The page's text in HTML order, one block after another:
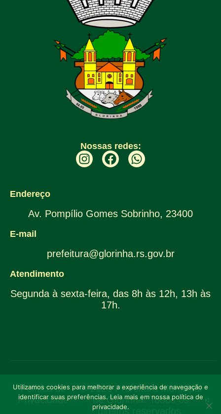
Nossas redes:
Endereço
Av. Pompílio Gomes Sobrinho, 23400
E-mail
prefeitura@glorinha.rs.gov.br
Atendimento
Segunda à sexta-feira, das 8h às 12h, 13h às
17h.
Política de
Privacidade
© 2026 Prefeitura Municipal
de Glorinha. Todos os
direitos reservados.
Utilizamos cookies para melhorar a experiência de navegação e
identificar suas preferências. Leia mais em nossa política de
privacidade.